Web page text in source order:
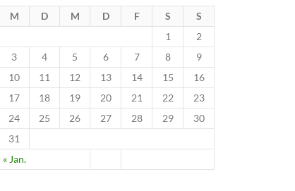
M D M D F S S
« Jan.
1
2
3
4 5 6 7 8
9
10
11 12 13 14 15
16
17
18 19 20 21 22
23
24
25 26 27 28 29
30
31